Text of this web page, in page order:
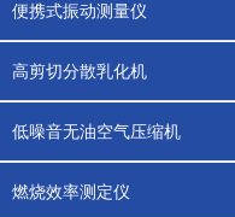
便携式振动测量仪
高剪切分散乳化机
低噪音无油空气压缩机
燃烧效率测定仪